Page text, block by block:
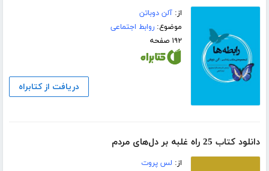
از:آلن دوباتن
موضوع:روابط اجتماعی
۱۹۲ صفحه
دریافت از کتابراه
دانلود کتاب 25 راه غلبه بر دل‌های مردم
از: لس پروت